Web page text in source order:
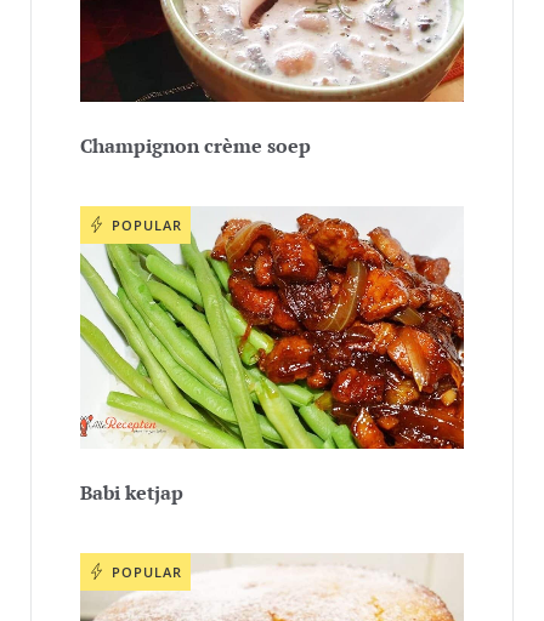
Champignon crème soep
POPULAR
Babi ketjap
POPULAR